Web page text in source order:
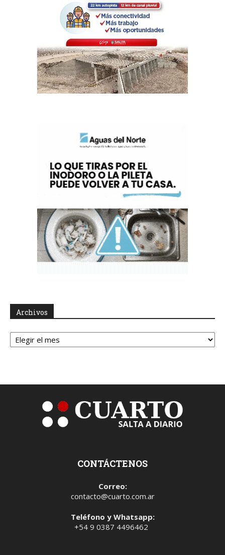
Archivos
Archivos
CONTÁCTENOS
Correo:
contacto@cuarto.com.ar
Teléfono y Whatsapp:
+54 9 0387 4496462